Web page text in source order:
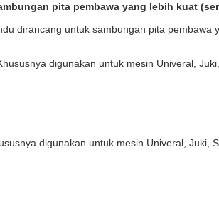
pita pembawa yang lebih kuat
dirancang untuk sambungan pita pembawa
digunakan untuk mesin Univeral,
digunakan untuk mesin Univeral, Juki,